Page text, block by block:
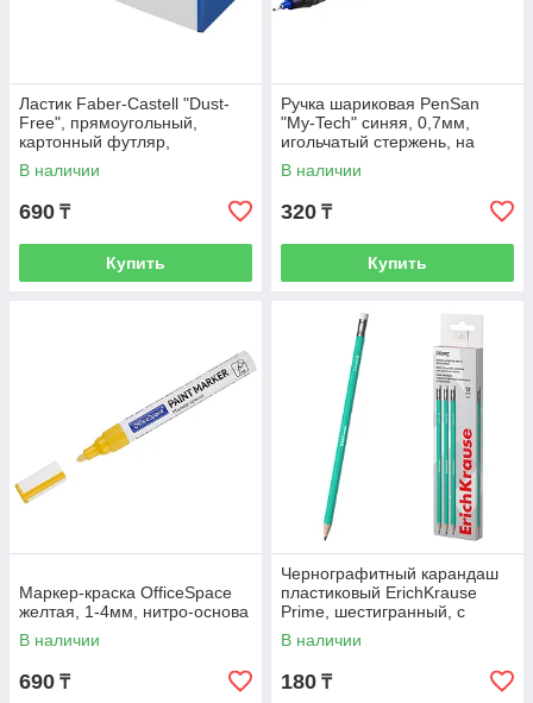
Ластик Faber-Castell "Dust-
Free", прямоугольный,
картонный футляр,
45*22*13мм, синий
В наличии
690 ₸
Купить
Ручка шариковая PenSan
"My-Tech" синяя, 0,7мм,
игольчатый стержень, на
масляной основе
В наличии
320 ₸
Купить
Маркер-краска OfficeSpace
желтая, 1-4мм, нитро-основа
В наличии
690 ₸
Чернографитный карандаш
пластиковый ErichKrause
Prime, шестигранный, с
ластиком, HB (в коробке по
12
В наличии
180 ₸